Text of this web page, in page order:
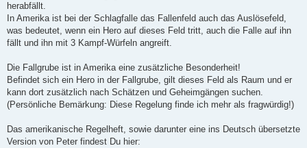
herabfällt.
In Amerika ist bei der Schlagfalle das Fallenfeld auch das Auslösefeld,
was bedeutet, wenn ein Hero auf dieses Feld tritt, auch die Falle auf ihn
fällt und ihn mit 3 Kampf-Würfeln angreift.
Die Fallgrube ist in Amerika eine zusätzliche Besonderheit!
Befindet sich ein Hero in der Fallgrube, gilt dieses Feld als Raum und er
kann dort zusätzlich nach Schätzen und Geheimgängen suchen.
(Persönliche Bemärkung: Diese Regelung finde ich mehr als fragwürdig!)
Das amerikanische Regelheft, sowie darunter eine ins Deutsch übersetzte
Version von Peter findest Du hier: